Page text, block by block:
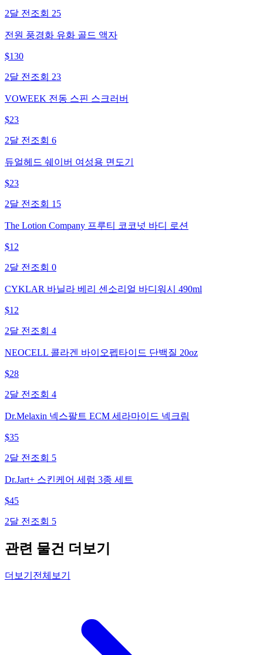
2달 전 조회 25
전원 풍경화 유화 골드 액자
$130
2달 전 조회 23
VOWEEK 전동 스핀 스크러버
$23
2달 전 조회 6
듀얼헤드 쉐이버 여성용 면도기
$23
2달 전 조회 15
The Lotion Company 프루티 코코넛 바디 로션
$12
2달 전 조회 0
CYKLAR 바닐라 베리 센소리얼 바디워시 490ml
$12
2달 전 조회 4
NEOCELL 콜라겐 바이오펩타이드 단백질 20oz
$28
2달 전 조회 4
Dr.Melaxin 넥스팔트 ECM 세라마이드 넥크림
$35
2달 전 조회 5
Dr.Jart+ 스킨케어 세럼 3종 세트
$45
2달 전 조회 5
관련 물건 더보기
더보기 전체보기